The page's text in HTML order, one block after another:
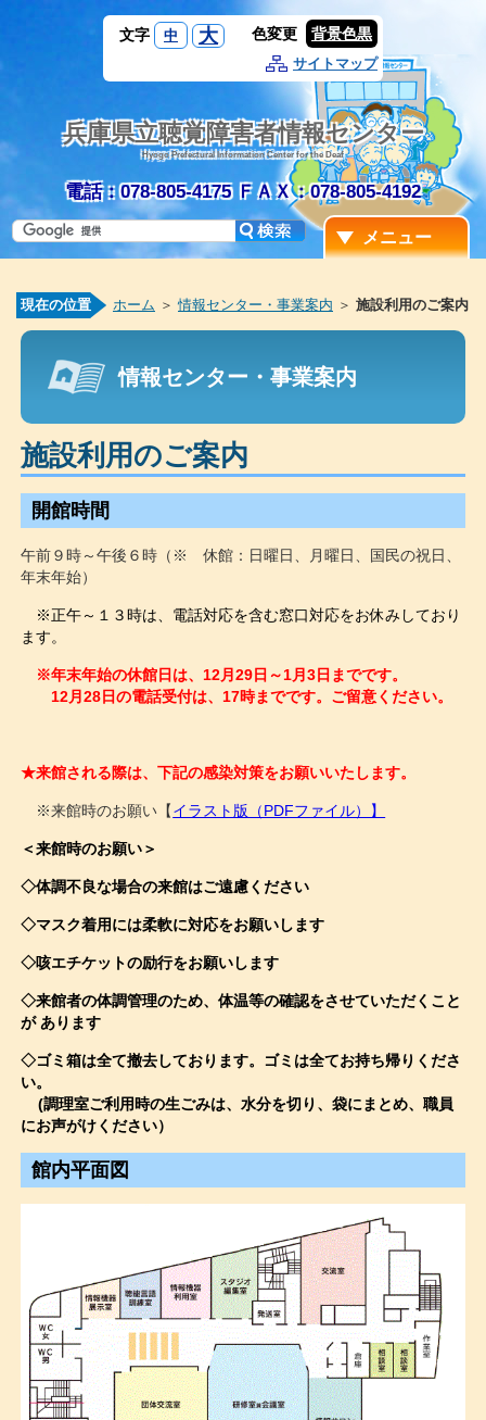
文字 中 大 色変更 背景色黒
サイトマップ
兵庫県立聴覚障害者情報センター
Hyogo Prefectural Information Center for the Deaf
電話：078-805-4175 ＦＡＸ：078-805-4192
メニュー
現在の位置 ホーム ＞情報センター・事業案内 ＞ 施設利用のご案内
情報センター・事業案内
施設利用のご案内
開館時間
午前９時～午後６時（※ 休館：日曜日、月曜日、国民の祝日、
年末年始）
※正午～１３時は、電話対応を含む窓口対応をお休みしており
ます。
※年末年始の休館日は、12月29日～1月3日までです。
12月28日の電話受付は、17時までです。ご留意ください。
★来館される際は、下記の感染対策をお願いいたします。
※来館時のお願い【イラスト版（PDFファイル）】
＜来館時のお願い＞
◇体調不良な場合の来館はご遠慮ください
◇マスク着用には柔軟に対応をお願いします
◇咳エチケットの励行をお願いします
◇来館者の体調管理のため、体温等の確認をさせていただくこと
が あります
◇ゴミ箱は全て撤去しております。ゴミは全てお持ち帰りくださ
い。
(調理室ご利用時の生ごみは、水分を切り、袋にまとめ、職員
にお声がけください）
館内平面図